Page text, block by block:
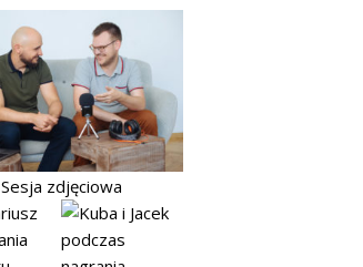
Sesja zdjęciowa